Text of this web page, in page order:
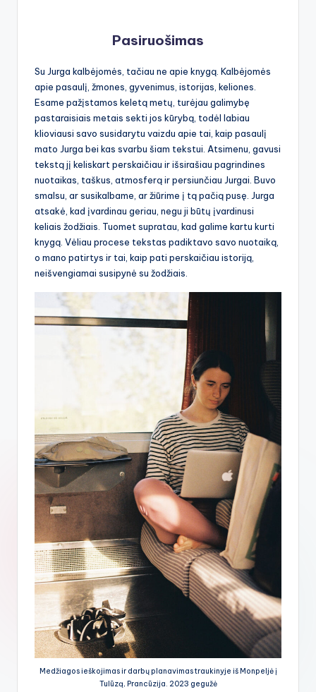
Pasiruošimas
Su Jurga kalbėjomės, tačiau ne apie knygą. Kalbėjomės
apie pasaulį, žmones, gyvenimus, istorijas, keliones.
Esame pažįstamos keletą metų, turėjau galimybę
pastaraisiais metais sekti jos kūrybą, todėl labiau
klioviausi savo susidarytu vaizdu apie tai, kaip pasaulį
mato Jurga bei kas svarbu šiam tekstui. Atsimenu, gavusi
tekstą jį keliskart perskaičiau ir išsirašiau pagrindines
nuotaikas, taškus, atmosferą ir persiunčiau Jurgai. Buvo
smalsu, ar susikalbame, ar žiūrime į tą pačią pusę. Jurga
atsakė, kad įvardinau geriau, negu ji būtų įvardinusi
keliais žodžiais. Tuomet supratau, kad galime kartu kurti
knygą. Vėliau procese tekstas padiktavo savo nuotaiką,
o mano patirtys ir tai, kaip pati perskaičiau istoriją,
neišvengiamai susipynė su žodžiais.
Medžiagos ieškojimas ir darbų planavimas traukinyje iš Monpeljė į
Tulūzą, Prancūzija. 2023 gegužė